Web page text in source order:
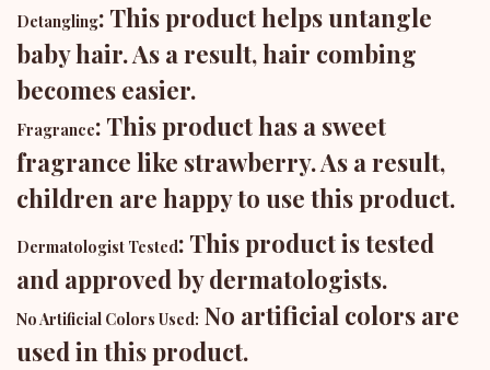
Detangling: This product helps untangle
baby hair. As a result, hair combing
becomes easier.
Fragrance: This product has a sweet
fragrance like strawberry. As a result,
children are happy to use this product.
Dermatologist Tested: This product is tested
and approved by dermatologists.
No Artificial Colors Used: No artificial colors are
used in this product.